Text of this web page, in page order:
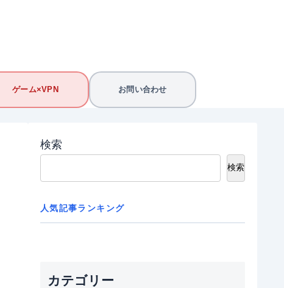
ゲーム×VPN お問い合わせ
検索
検索
人気記事ランキング
カテゴリー